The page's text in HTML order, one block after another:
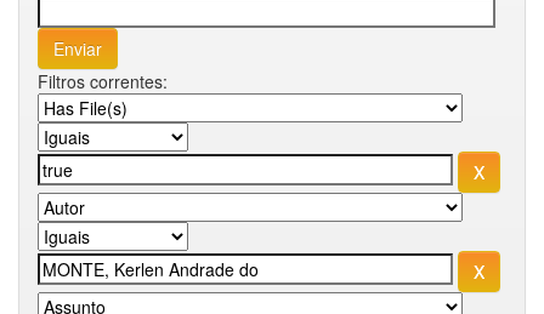
Filtros correntes: